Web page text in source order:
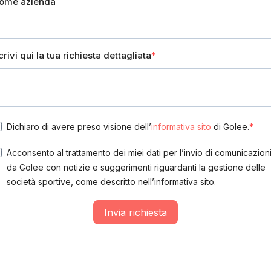
qui la tua richiesta dettagliata
Dichiaro di avere preso visione dell’informativa sito di Golee.
Acconsento al trattamento dei miei dati per l’invio di comunicazioni
da Golee con notizie e suggerimenti riguardanti la gestione delle
società sportive, come descritto nell’informativa sito.
Invia richiesta